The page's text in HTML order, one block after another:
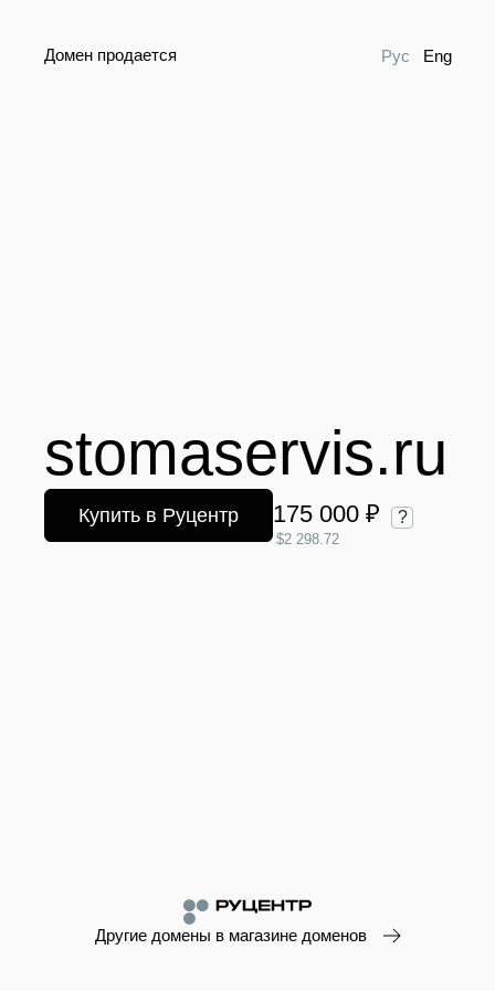
Домен продается Рус Eng
stomaservis.ru
Купить в Руцентр 175 000 ₽ ?
$2 298.72
Другие домены в магазине доменов